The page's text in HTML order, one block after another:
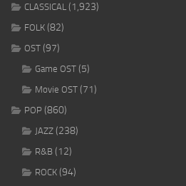
CLASSICAL (1,923)
FOLK (82)
OST (97)
Game OST (5)
Movie OST (71)
POP (860)
JAZZ (238)
R&B (12)
ROCK (94)